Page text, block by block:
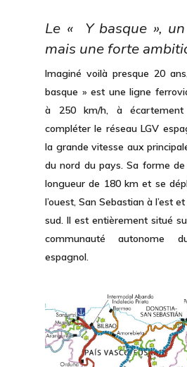
Le « Y basque »,
mais une forte
Imaginé voilà presque 20
basque » est une ligne
à 250 km/h, à écartement
compléter le réseau LGV
la grande vitesse aux
du nord du pays. Sa forme
longueur de 180 km et se
l’ouest, San Sebastian à l’est
sud. Il est entièrement situé
communauté autonome
espagnol.